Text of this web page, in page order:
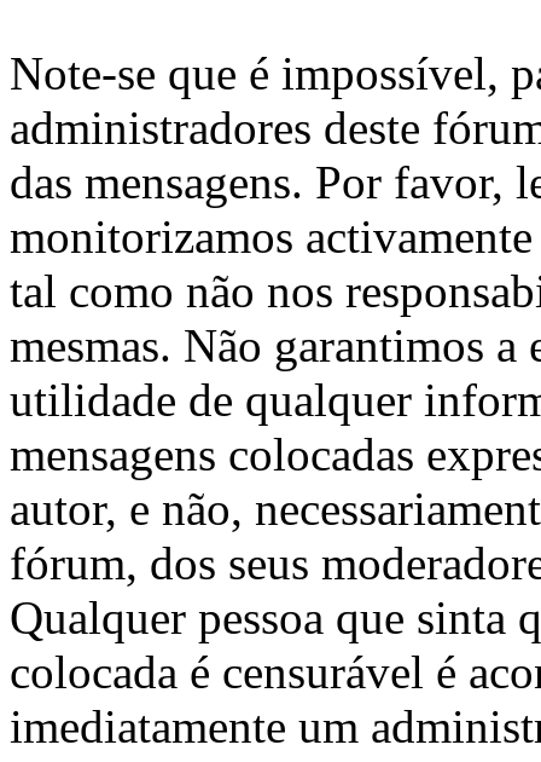
Note-se que é impossível,
administradores deste
das mensagens. Por favor,
monitorizamos activamente
tal como não nos
mesmas. Não garantimos
utilidade de qualquer
mensagens colocadas
autor, e não,
fórum, dos seus
Qualquer pessoa que sinta
colocada é censurável é
imediatamente um